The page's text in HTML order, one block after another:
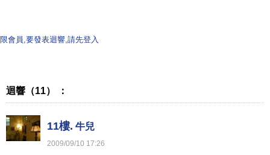
限會員,要發表迴響,請先登入
迴響（11） ：
11樓. 牛兒
2009/09/10 17:26